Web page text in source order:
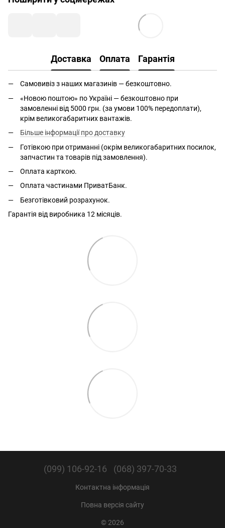
Доставка Оплата Гарантія
Самовивіз з наших магазинів — безкоштовно.
«Новою поштою» по Україні — безкоштовно при
замовленні від 5000 грн. (за умови 100% передоплати),
крім великогабаритних вантажів.
Більше інформації про доставку
Готівкою при отриманні (окрім великогабаритних посилок,
запчастин та товарів під замовлення).
Оплата карткою.
Оплата частинами ПриватБанк.
Безготівковий розрахунок.
Гарантія від виробника 12 місяців.
(099) 106-92-16 (068) 397-70-33
Контактна інформація
Повна версія сайту
© 2026